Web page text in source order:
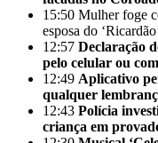
15:50 Mulher foge
esposa do
12:57 Declaração
pelo celular ou
12:49 Aplicativo
qualquer
12:43 Polícia
criança em